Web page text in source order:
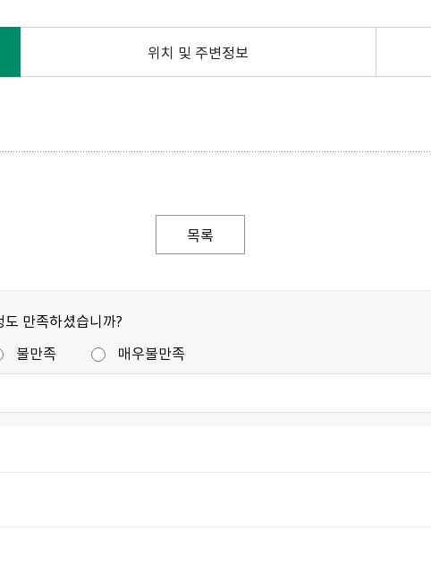
위치 및 주변정보
목록
만족하셨습니까?
불만족 매우불만족